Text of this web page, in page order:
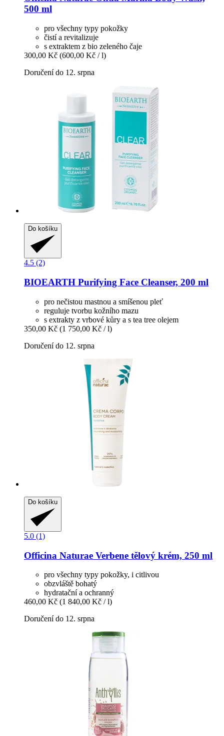
500 ml
pro všechny typy pokožky
čistí a revitalizuje
s extraktem z bio zeleného čaje
300,00 Kč (600,00 Kč / l)
Doručení do 12. srpna
Do košíku
4.5 (2)
BIOEARTH Purifying Face Cleanser, 200 ml
pro nečistou mastnou a smíšenou pleť
reguluje tvorbu kožního mazu
s extrakty z vrbové kůry a s tea tree olejem
350,00 Kč (1 750,00 Kč / l)
Doručení do 12. srpna
Do košíku
5.0 (1)
Officina Naturae Verbene tělový krém, 250 ml
pro všechny typy pokožky, i citlivou
obzvláště bohatý
hydratační a ochranný
460,00 Kč (1 840,00 Kč / l)
Doručení do 12. srpna